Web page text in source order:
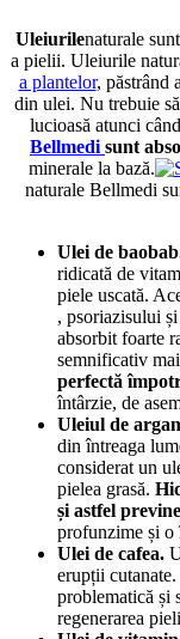
Uleiurilenaturale
a pielii. Uleiurile
a plantelor, păstrând
din ulei. Nu trebuie
lucioasă atunci
Bellmedi sunt
minerale la bază.
naturale Bellmedi
Ulei de
ridicată de
piele uscată.
, psoriazisului
absorbit foarte
semnificativ
perfectă
întârzie, de
Uleiul de
din întreaga
considerat un
pielea grasă.
și astfel
profunzime și o
Ulei de cafea.
erupții cutanate.
problematică și
regenerarea